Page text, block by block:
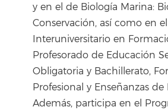
y en el de Biología Marina:
Conservación, así como en
Interuniversitario en
Profesorado de Educación
Obligatoria y Bachillerato,
Profesional y Enseñanzas de
Además, participa en el